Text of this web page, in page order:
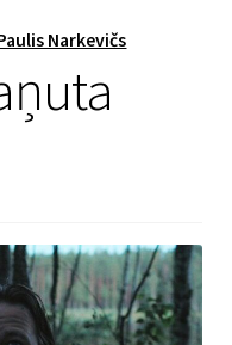
Narkevičs